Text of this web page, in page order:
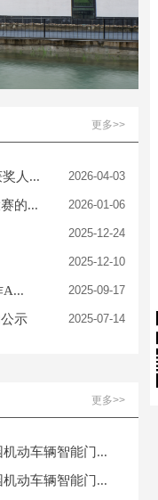
更多>>
人... 2026-04-03
的... 2026-01-06
2025-12-24
2025-12-10
A... 2025-09-17
示 2025-07-14
更多>>
机动车辆智能门...
机动车辆智能门...